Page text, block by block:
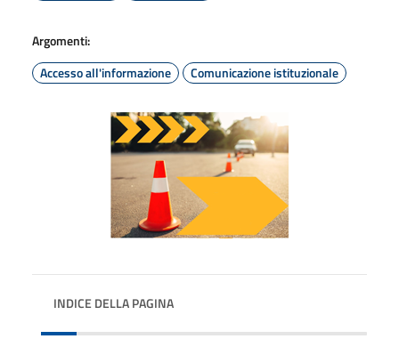
Argomenti:
Accesso all'informazione
Comunicazione istituzionale
INDICE DELLA PAGINA